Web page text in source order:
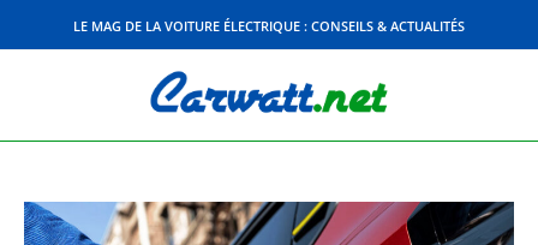
to
LE MAG DE LA VOITURE ÉLECTRIQUE : CONSEILS & ACTUALITÉS